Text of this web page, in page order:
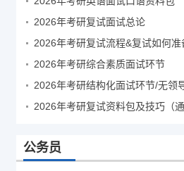
2026年考研复试面试总论
2026年考研复试流程&复试如何准
2026年考研综合素质面试环节
2026年考研复试资料包及技巧（通
公务员